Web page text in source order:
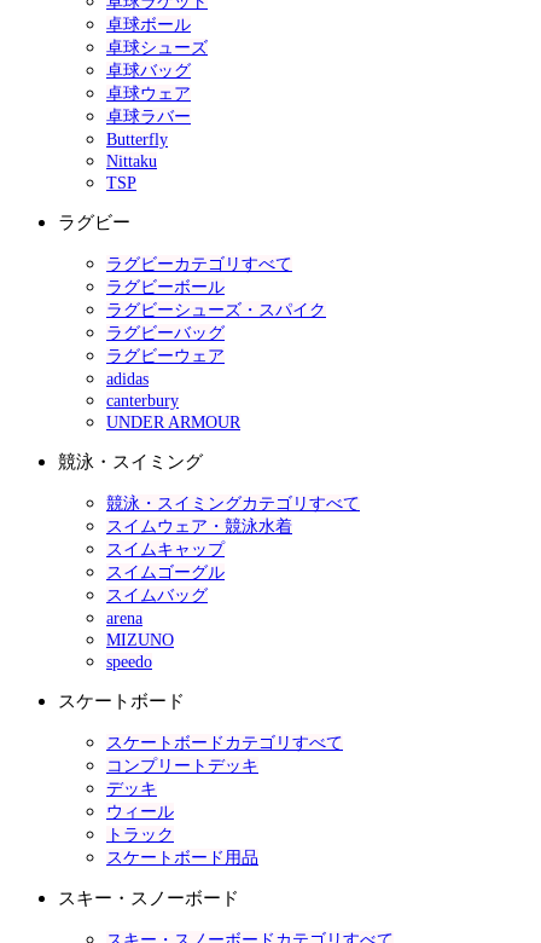
卓球ボール
卓球シューズ
卓球バッグ
卓球ウェア
卓球ラバー
Butterfly
Nittaku
TSP
ラグビー
ラグビーカテゴリすべて
ラグビーボール
ラグビーシューズ・スパイク
ラグビーバッグ
ラグビーウェア
adidas
canterbury
UNDER ARMOUR
競泳・スイミング
競泳・スイミングカテゴリすべて
スイムウェア・競泳水着
スイムキャップ
スイムゴーグル
スイムバッグ
arena
MIZUNO
speedo
スケートボード
スケートボードカテゴリすべて
コンプリートデッキ
デッキ
ウィール
トラック
スケートボード用品
スキー・スノーボード